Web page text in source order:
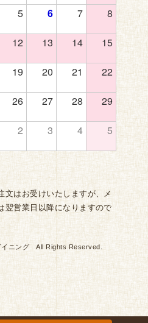
5 6 7 8
12 13 14 15
19 20 21 22
26 27 28 29
2 3 4 5
文はお受けいたしますが、メ
翌営業日以降になりますので
ニング All Rights Reserved.